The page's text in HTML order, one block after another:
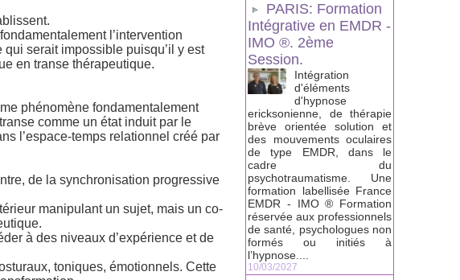
l’intervention
serait impossible puisqu’il y est
en transe thérapeutique.
phénomène fondamentalement
comme un état induit par le
l’espace-temps relationnel créé par
de la synchronisation progressive
manipulant un sujet, mais un co-
à des niveaux d’expérience et de
toniques, émotionnels. Cette
PARIS: Formation
Intégrative en EMDR -
IMO ®. 2ème
Session.
Intégration
d'éléments
d'hypnose
ericksonienne, de thérapie
brève orientée solution et
des mouvements oculaires
de type EMDR, dans le
cadre du
psychotraumatisme. Une
formation labellisée France
EMDR - IMO ® Formation
réservée aux professionnels
de santé, psychologues non
formés ou initiés à
l’hypnose....
10/03/2027